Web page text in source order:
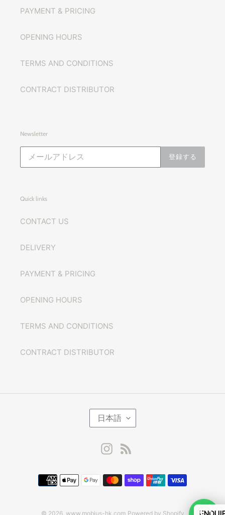
PAYMENT & PRICING
OPENING HOURS
TERMS AND CONDITIONS
CONTRACT DISTRIBUTOR
Newsletter
登録する
Quick links
CONTACT US
DELIVERY
PAYMENT & PRICING
OPENING HOURS
TERMS AND CONDITIONS
CONTRACT DISTRIBUTOR
言
日本語
Instagram
決
済
© 2026, www.mobius-hk.com Powered by Shopify